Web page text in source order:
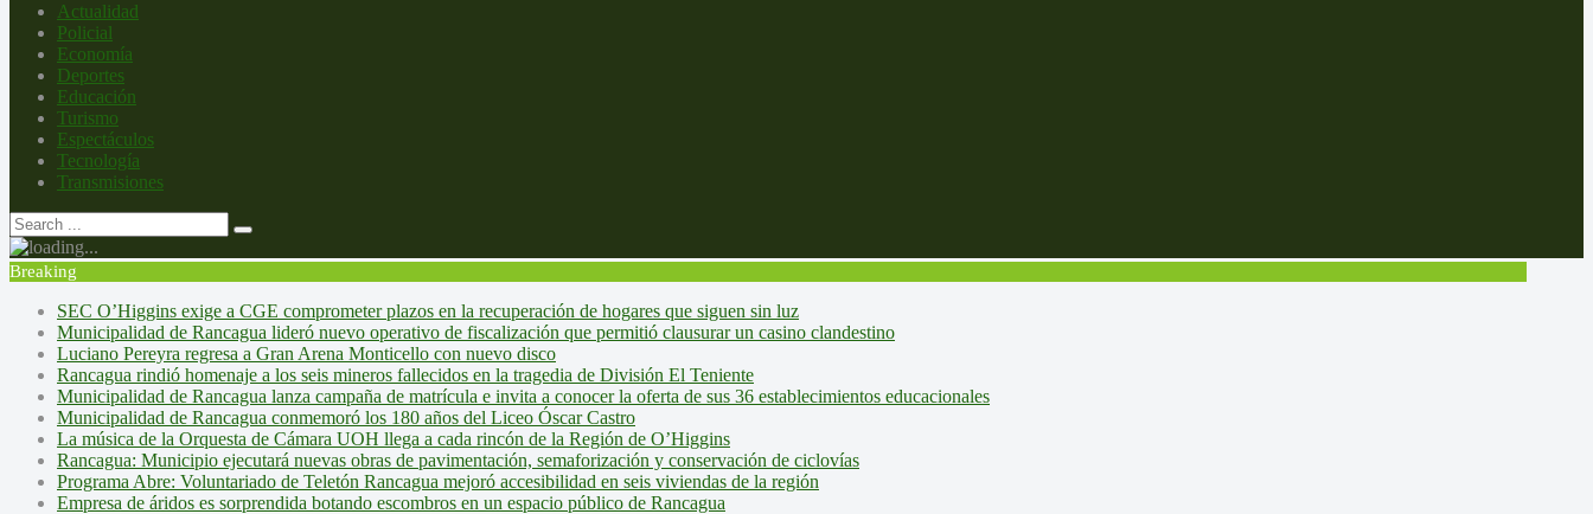
Actualidad
Policial
Economía
Deportes
Educación
Turismo
Espectáculos
Tecnología
Transmisiones
Breaking
SEC O’Higgins exige a CGE comprometer plazos en la recuperación de hogares que siguen sin luz
Municipalidad de Rancagua lideró nuevo operativo de fiscalización que permitió clausurar un casino clandestino
Luciano Pereyra regresa a Gran Arena Monticello con nuevo disco
Rancagua rindió homenaje a los seis mineros fallecidos en la tragedia de División El Teniente
Municipalidad de Rancagua lanza campaña de matrícula e invita a conocer la oferta de sus 36 establecimientos educacionales
Municipalidad de Rancagua conmemoró los 180 años del Liceo Óscar Castro
La música de la Orquesta de Cámara UOH llega a cada rincón de la Región de O’Higgins
Rancagua: Municipio ejecutará nuevas obras de pavimentación, semaforización y conservación de ciclovías
Programa Abre: Voluntariado de Teletón Rancagua mejoró accesibilidad en seis viviendas de la región
Empresa de áridos es sorprendida botando escombros en un espacio público de Rancagua